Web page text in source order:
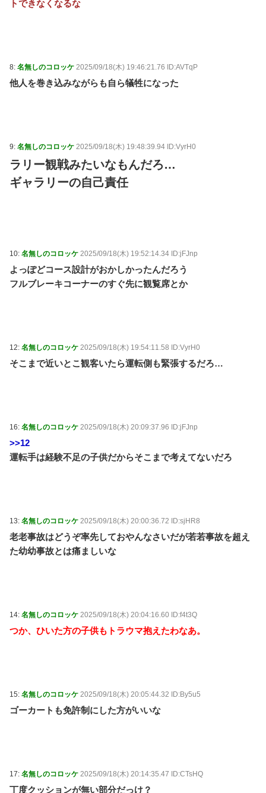
トできなくなるな
8: 名無しのコロッケ 2025/09/18(木) 19:46:21.76 ID:AVTqP
他人を巻き込みながらも自ら犠牲になった
9: 名無しのコロッケ 2025/09/18(木) 19:48:39.94 ID:VyrH0
ラリー観戦みたいなもんだろ…
ギャラリーの自己責任
10: 名無しのコロッケ 2025/09/18(木) 19:52:14.34 ID:jFJnp
よっぽどコース設計がおかしかったんだろう
フルブレーキコーナーのすぐ先に観覧席とか
12: 名無しのコロッケ 2025/09/18(木) 19:54:11.58 ID:VyrH0
そこまで近いとこ観客いたら運転側も緊張するだろ…
16: 名無しのコロッケ 2025/09/18(木) 20:09:37.96 ID:jFJnp
>>12
運転手は経験不足の子供だからそこまで考えてないだろ
13: 名無しのコロッケ 2025/09/18(木) 20:00:36.72 ID:sjHR8
老老事故はどうぞ率先しておやんなさいだが若若事故を超え
た幼幼事故とは痛ましいな
14: 名無しのコロッケ 2025/09/18(木) 20:04:16.60 ID:f4t3Q
つか、ひいた方の子供もトラウマ抱えたわなあ。
15: 名無しのコロッケ 2025/09/18(木) 20:05:44.32 ID:By5u5
ゴーカートも免許制にした方がいいな
17: 名無しのコロッケ 2025/09/18(木) 20:14:35.47 ID:CTsHQ
丁度クッションが無い部分だっけ？